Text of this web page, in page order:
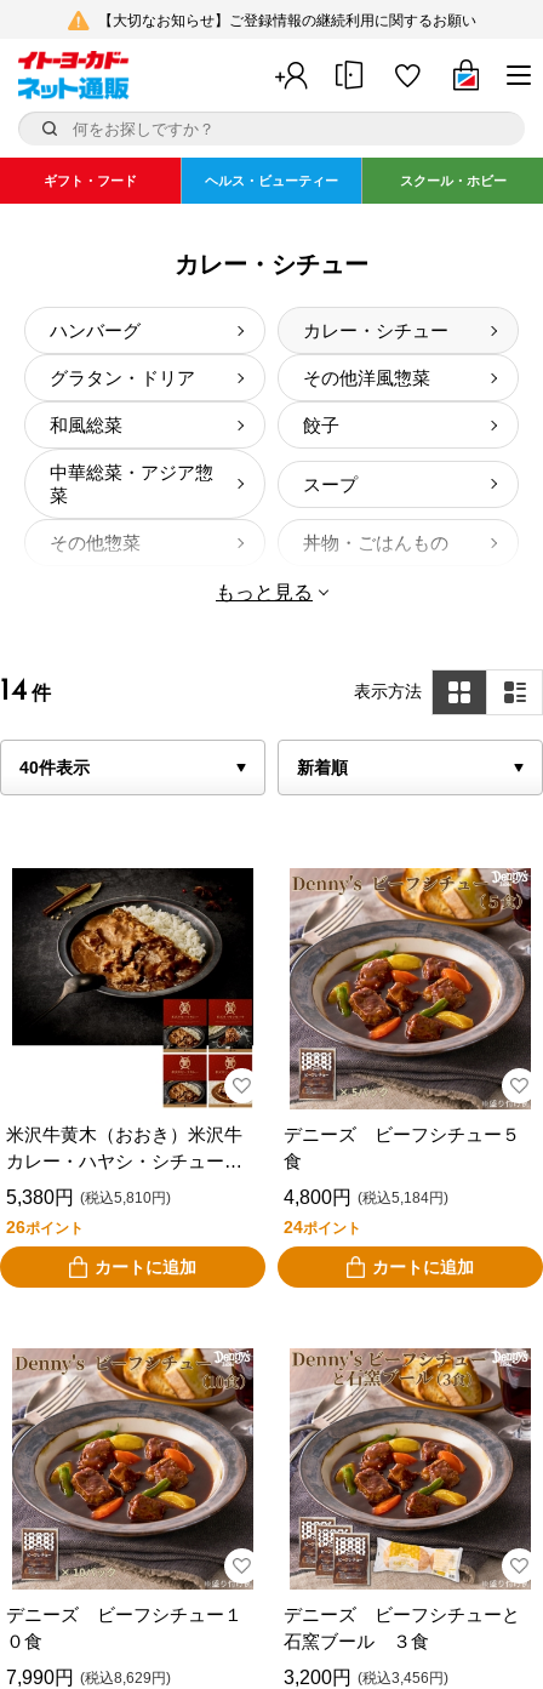
【大切なお知らせ】ご登録情報の継続利用に関するお願い
ギフト・フード ヘルス・ビューティー スクール・ホビー
カレー・シチュー
ハンバーグ カレー・シチュー
グラタン・ドリア その他洋風惣菜
和風総菜 餃子
中華総菜・アジア惣
菜
スープ
その他惣菜 丼物・ごはんもの
鍋セット
もっと見る
14 件 表示方法
米沢牛黄木（おおき）米沢牛
カレー・ハヤシ・シチュー
ＹＣＨＳ４５
5,380円 (税込5,810円)
26ポイント
カートに追加
デニーズ ビーフシチュー５
食
4,800円 (税込5,184円)
24ポイント
カートに追加
デニーズ ビーフシチュー１
０食
7,990円 (税込8,629円)
デニーズ ビーフシチューと
石窯ブール ３食
3,200円 (税込3,456円)